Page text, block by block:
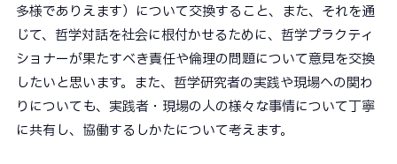
多様でありえます）について交換すること、また、それを通
じて、哲学対話を社会に根付かせるために、哲学プラクティ
ショナーが果たすべき責任や倫理の問題について意見を交換
したいと思います。また、哲学研究者の実践や現場への関わ
りについても、実践者・現場の人の様々な事情について丁寧
に共有し、協働するしかたについて考えます。